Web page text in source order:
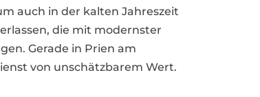
auch in der kalten Jahreszeit
die mit modernster
Gerade in Prien am
von unschätzbarem Wert.